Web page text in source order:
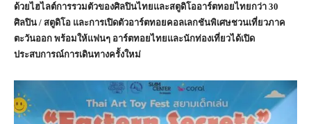
ด้วยไฮไลต์การรวมตัวของศิลปินไทยและสตูดิโออาร์ตทอยไทยกว่า 30
ศิลปิน / สตูดิโอ และการเปิดตัวอาร์ตทอยคอลเลกชันพิเศษชวนเที่ยวภาค
ตะวันออก พร้อมให้แฟนๆ อาร์ตทอยไทยและนักท่องเที่ยวได้เปิด
ประสบการณ์การเดินทางครั้งใหม่